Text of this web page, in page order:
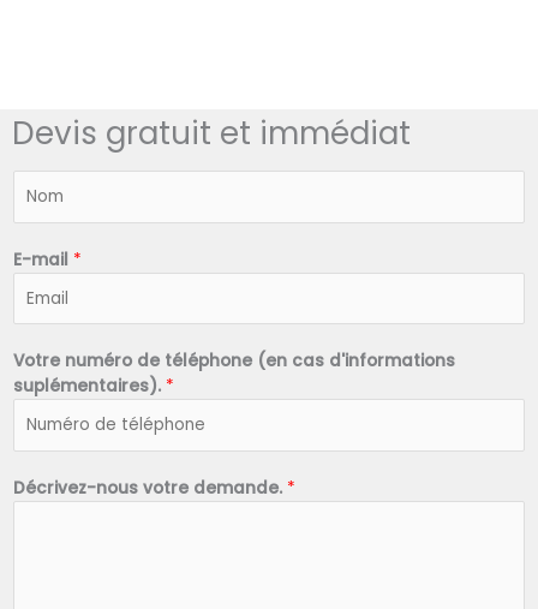
Devis gratuit et immédiat
*
E-mail *
Votre numéro de téléphone (en cas d'informations
suplémentaires). *
Décrivez-nous votre demande. *